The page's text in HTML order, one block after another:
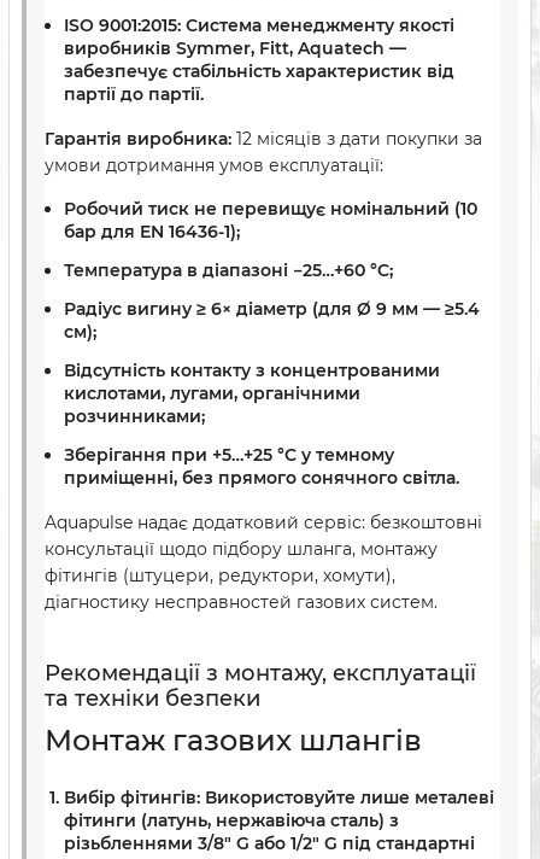
ISO 9001:2015: Система менеджменту якості
виробників Symmer, Fitt, Aquatech —
забезпечує стабільність характеристик від
партії до партії.
Гарантія виробника: 12 місяців з дати покупки за
умови дотримання умов експлуатації:
Робочий тиск не перевищує номінальний (10
бар для EN 16436-1);
Температура в діапазоні −25…+60 °C;
Радіус вигину ≥ 6× діаметр (для Ø 9 мм — ≥5.4
см);
Відсутність контакту з концентрованими
кислотами, лугами, органічними
розчинниками;
Зберігання при +5…+25 °C у темному
приміщенні, без прямого сонячного світла.
Aquapulse надає додатковий сервіс: безкоштовні
консультації щодо підбору шланга, монтажу
фітингів (штуцери, редуктори, хомути),
діагностику несправностей газових систем.
Рекомендації з монтажу, експлуатації
та техніки безпеки
Монтаж газових шлангів
Вибір фітингів: Використовуйте лише металеві
фітинги (латунь, нержавіюча сталь) з
різьбленнями 3/8″ G або 1/2″ G під стандартні